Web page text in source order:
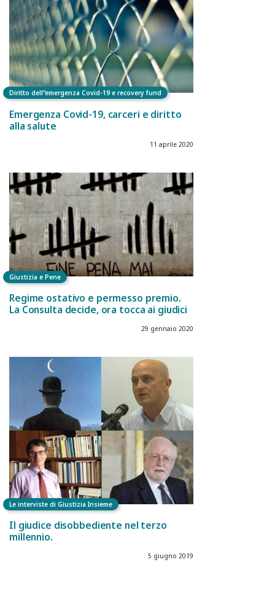
Diritto dell”emergenza Covid-19 e recovery fund
Emergenza Covid-19, carceri e diritto
alla salute
11 aprile 2020
Giustizia e Pene
Regime ostativo e permesso premio.
La Consulta decide, ora tocca ai giudici
29 gennaio 2020
Le interviste di Giustizia Insieme
Il giudice disobbediente nel terzo
millennio.
5 giugno 2019